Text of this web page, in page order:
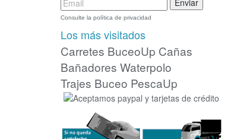
Consulte la política de privacidad
Los más visitados
Carretes BuceoUp Cañas
Bañadores Waterpolo
Trajes Buceo PescaUp